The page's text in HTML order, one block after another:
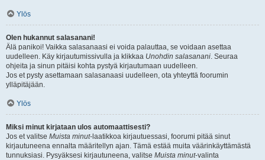
Ylös
Olen hukannut salasanani!
Älä panikoi! Vaikka salasanaasi ei voida palauttaa, se voidaan asettaa
uudelleen. Käy kirjautumissivulla ja klikkaa Unohdin salasanani. Seuraa
ohjeita ja sinun pitäisi kohta pystyä kirjautumaan uudelleen.
Jos et pysty asettamaan salasanaasi uudelleen, ota yhteyttä foorumin
ylläpitäjään.
Ylös
Miksi minut kirjataan ulos automaattisesti?
Jos et valitse Muista minut-laatikkoa kirjautuessasi, foorumi pitää sinut
kirjautuneena ennalta määritellyn ajan. Tämä estää muita väärinkäyttämästä
tunnuksiasi. Pysyäksesi kirjautuneena, valitse Muista minut-valinta